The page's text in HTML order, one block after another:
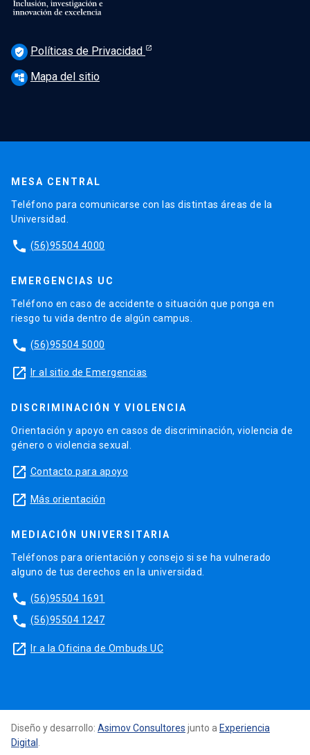
verified_user Políticas de Privacidad
account_tree Mapa del sitio
MESA CENTRAL
Teléfono para comunicarse con las distintas áreas de la
Universidad.
phone (56)95504 4000
EMERGENCIAS UC
Teléfono en caso de accidente o situación que ponga en
riesgo tu vida dentro de algún campus.
phone (56)95504 5000
launch Ir al sitio de Emergencias
DISCRIMINACIÓN Y VIOLENCIA
Orientación y apoyo en casos de discriminación, violencia de
género o violencia sexual.
launch Contacto para apoyo
launch Más orientación
MEDIACIÓN UNIVERSITARIA
Teléfonos para orientación y consejo si se ha vulnerado
alguno de tus derechos en la universidad.
phone (56)95504 1691
phone (56)95504 1247
launch Ir a la Oficina de Ombuds UC
Diseño y desarrollo: Asimov Consultores junto a Experiencia
Digital